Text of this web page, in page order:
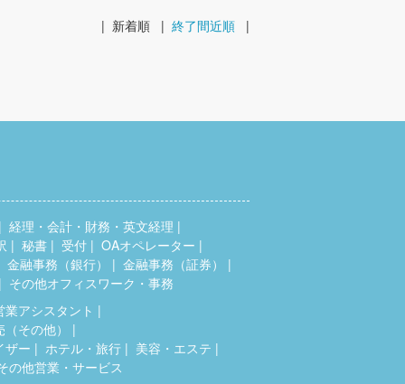
| 新着順 | 終了間近順 |
経理・会計・財務・英文経理
秘書 受付
OAオペレーター
金融事務（銀行）
金融事務（証券）
その他オフィスワーク・事務
業アシスタント
その他）
ザー
ホテル・旅行
美容・エステ
の他営業・サービス